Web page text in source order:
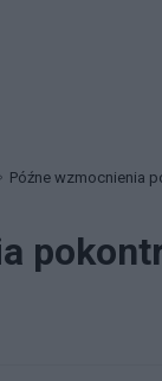
Późne wzmocnienia